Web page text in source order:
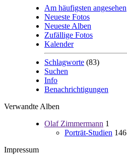
Am häufigsten angesehen
Neueste Fotos
Neueste Alben
Zufällige Fotos
Kalender
Schlagworte (83)
Suchen
Info
Benachrichtigungen
Verwandte Alben
Olaf Zimmermann 1
Porträt-Studien 146
Impressum